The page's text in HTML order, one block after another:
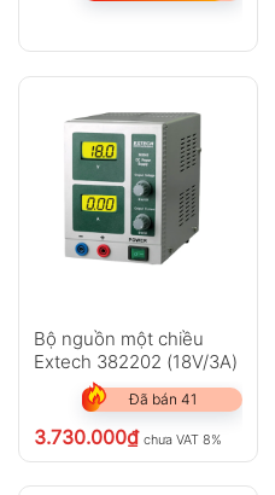
Bộ nguồn một chiều
Extech 382202 (18V/3A)
Đã bán 41
3.730.000₫ chưa VAT 8%